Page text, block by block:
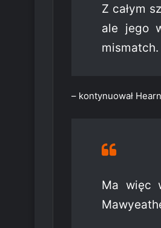
Z całym
ale jego
mismatch.
– kontynuował
Ma więc